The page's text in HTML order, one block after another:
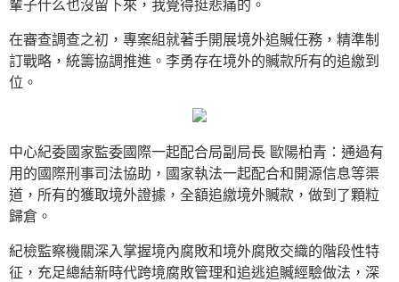
輩子什么也沒留下來，我覺得挺悲痛的。
在審查調查之初，專案組就著手開展境外追贓任務，精準制
訂戰略，統籌協調推進。李勇存在境外的贓款所有的追繳到
位。
中心紀委國家監委國際一起配合局副局長 歐陽柏青：通過有
用的國際刑事司法協助，國家執法一起配合和開源信息等渠
道，所有的獲取境外證據，全額追繳境外贓款，做到了顆粒
歸倉。
紀檢監察機關深入掌握境內腐敗和境外腐敗交織的階段性特
征，充足總結新時代跨境腐敗管理和追逃追贓經驗做法，深